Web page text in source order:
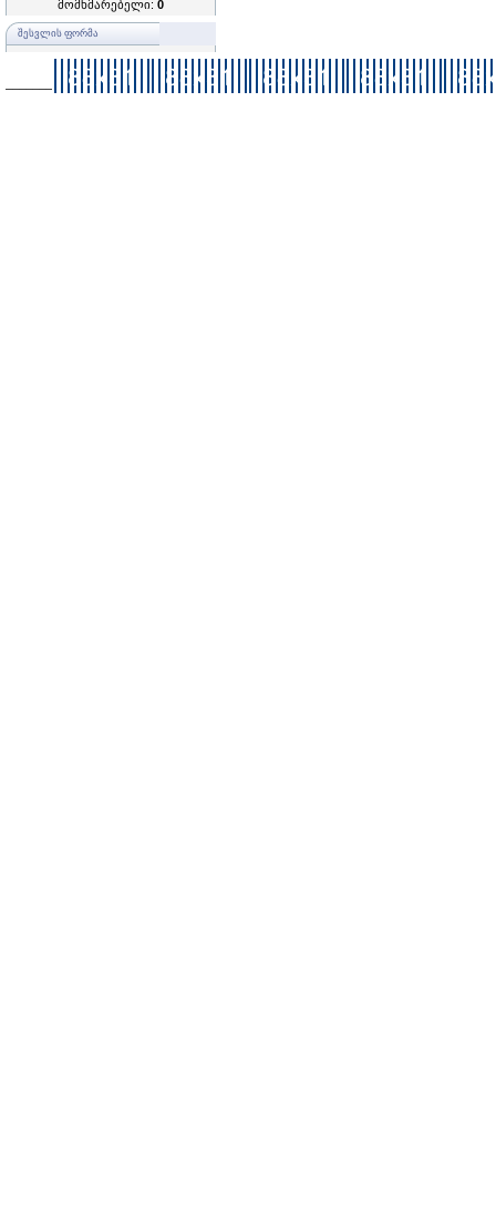
მომხმარებელი: 0
ᲨᲔᲡᲕᲚᲘᲡ ᲤᲝᲠᲛᲐ
–––––––